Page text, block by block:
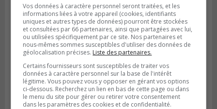
GREENFIELD PARK
Publié le 31 juillet 2026 à 16h45
Des firmes de Longueuil vont participer
aux méga-travaux de l’hôpital Charles-
Le Moyne
Vos données à caractère personnel seront traitées, et les
informations liées à votre appareil (cookies, identifiants
uniques et autres types de données) pourront être stockées
et consultées par 66 partenaires, ainsi que partagées avec lui,
ou utilisées spécifiquement par ce site. Nos partenaires et
nous-mêmes sommes susceptibles d'utiliser des données de
géolocalisation précises. Liste des partenaires.
Certains fournisseurs sont susceptibles de traiter vos
données à caractère personnel sur la base de l'intérêt
légitime. Vous pouvez vous y opposer en gérant vos options
ci-dessous. Recherchez un lien en bas de cette page ou dans
le menu du site pour gérer ou retirer votre consentement
dans les paramètres des cookies et de confidentialité.